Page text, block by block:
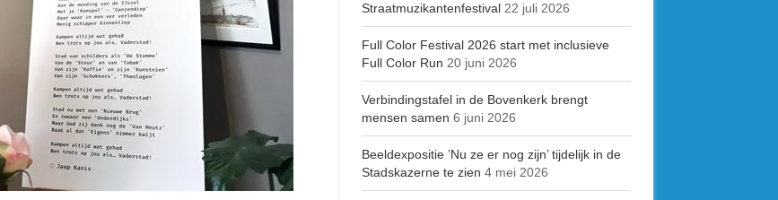
Straatmuzikantenfestival 22 juli 2026
Full Color Festival 2026 start met inclusieve
Full Color Run 20 juni 2026
Verbindingstafel in de Bovenkerk brengt
mensen samen 6 juni 2026
Beeldexpositie ’Nu ze er nog zijn’ tijdelijk in de
Stadskazerne te zien 4 mei 2026